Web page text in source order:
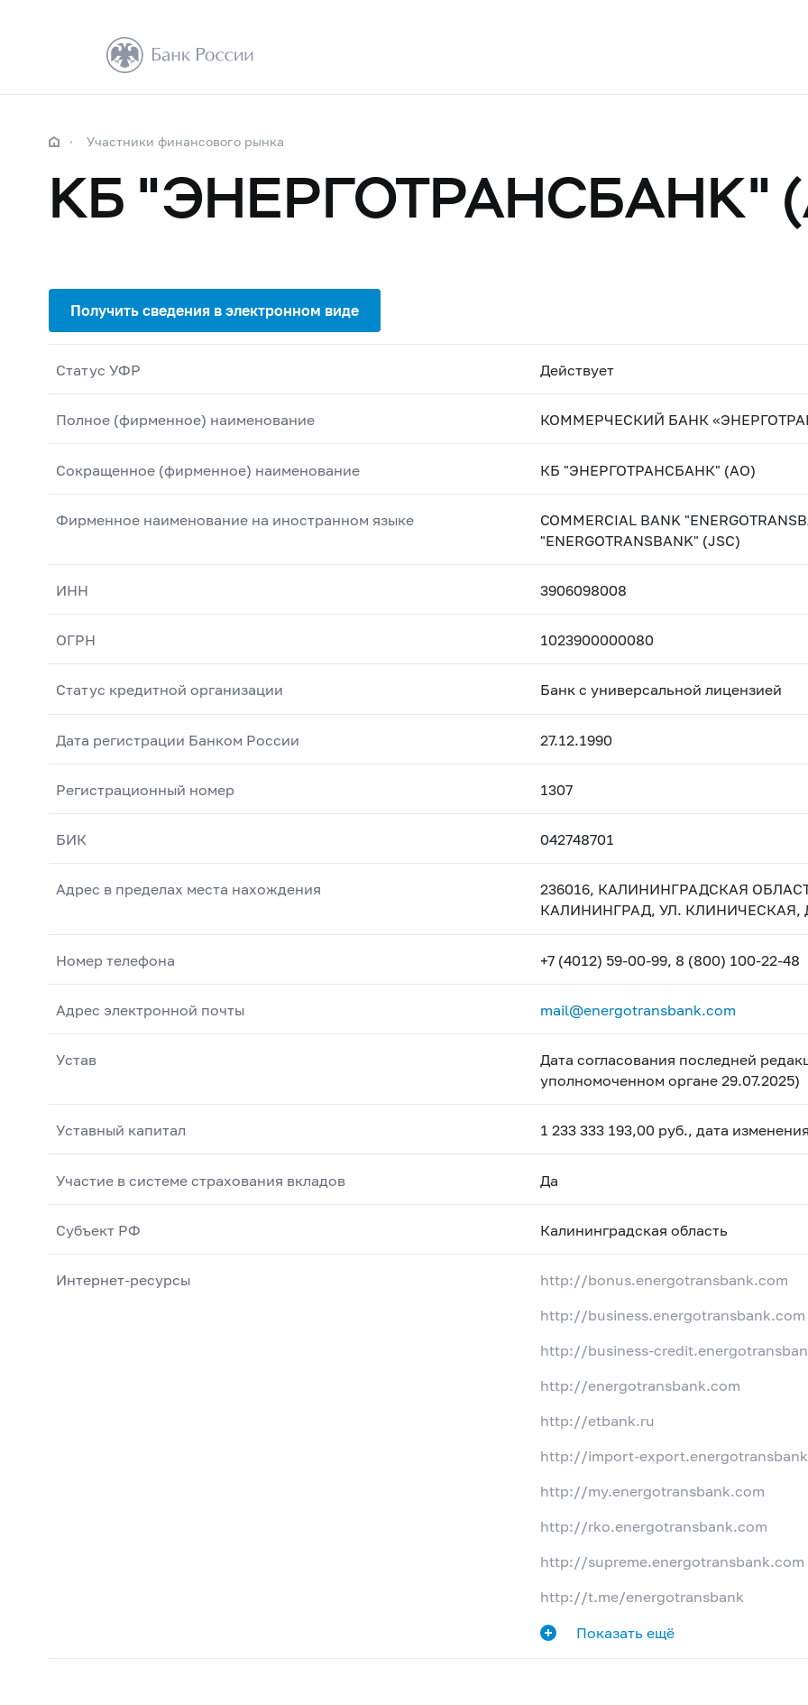
Участники финансового рынка
КБ "ЭНЕРГОТРАНСБАНК"
Статус УФР Действует
Полное (фирменное) наименование КОММЕРЧЕСКИЙ БАНК
Сокращенное (фирменное) наименование КБ "ЭНЕРГОТРАНСБАНК" (АО)
Фирменное наименование на иностранном языке
COMMERCIAL BANK
"ENERGOTRANSBANK" (JSC)
ИНН 3906098008
ОГРН 1023900000080
Статус кредитной организации Банк с универсальной лицензией
Дата регистрации Банком России 27.12.1990
Регистрационный номер 1307
БИК 042748701
Адрес в пределах места нахождения
236016, КАЛИНИНГРАДСКАЯ
КАЛИНИНГРАД, УЛ. КЛИНИЧЕСКАЯ,
Номер телефона +7 (4012) 59-00-99, 8 (800) 100-22-48
Адрес электронной почты mail@energotransbank.com
Устав
Дата согласования последней
уполномоченном органе 29.07.2025)
Уставный капитал 1 233 333 193,00 руб., дата
Участие в системе страхования вкладов Да
Субъект РФ Калининградская область
Интернет-ресурсы http://bonus.energotransbank.com
http://business.energotransbank.com
http://business-
http://energotransbank.com
http://etbank.ru
http://import-
http://my.energotransbank.com
http://rko.energotransbank.com
http://supreme.energotransbank.com
http://t.me/energotransbank
Показать ещё